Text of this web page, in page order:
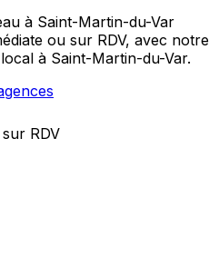
à Saint-Martin-du-Var
ou sur RDV, avec notre
à Saint-Martin-du-Var.
RDV